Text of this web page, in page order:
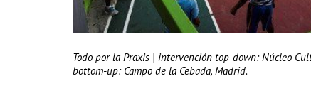
Todo por la Praxis | intervención top-down: Núcleo
bottom-up: Campo de la Cebada, Madrid.